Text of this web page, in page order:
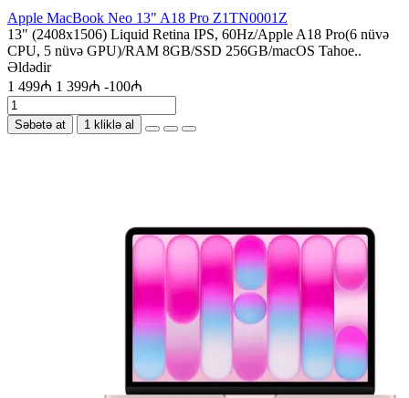
Apple MacBook Neo 13" A18 Pro Z1TN0001Z
13" (2408x1506) Liquid Retina IPS, 60Hz/Apple A18 Pro(6 nüvə
CPU, 5 nüvə GPU)/RAM 8GB/SSD 256GB/macOS Tahoe..
Əldədir
1 499₼ 1 399₼ -100₼
Səbətə at 1 kliklə al